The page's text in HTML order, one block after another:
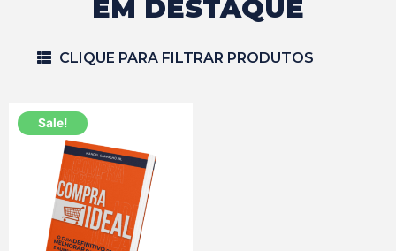
EM DESTAQUE
CLIQUE PARA FILTRAR PRODUTOS
Sale!